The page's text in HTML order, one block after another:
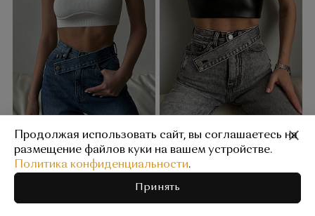
4 900 4 900
Продолжая использовать сайт, вы соглашаетесь на
размещение файлов куки на вашем устройстве.
Политика конфиденциальности.
Принять